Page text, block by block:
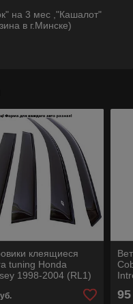
на 3 мес ,"Кашалот"
в г.Минске)
клеящиеся
tuning Honda
1998-2004 (RL1)
95